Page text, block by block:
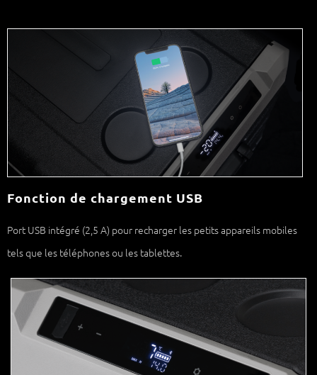
Fonction de chargement USB
Port USB intégré (2,5 A) pour recharger les petits appareils mobiles
tels que les téléphones ou les tablettes.